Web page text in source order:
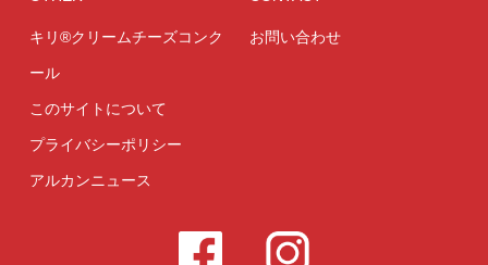
キリ®クリームチーズコンク
ール
このサイトについて
プライバシーポリシー
アルカンニュース
お問い合わせ